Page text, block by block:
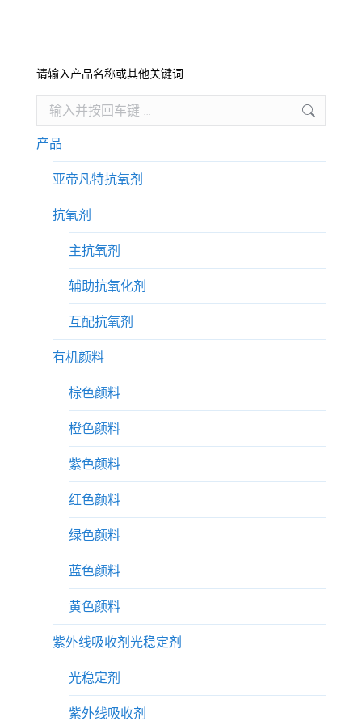
个
请输入产品名称或其他关键词
Search:
产品
亚帝凡特抗氧剂
抗氧剂
主抗氧剂
辅助抗氧化剂
互配抗氧剂
有机颜料
棕色颜料
橙色颜料
紫色颜料
红色颜料
绿色颜料
蓝色颜料
黄色颜料
紫外线吸收剂光稳定剂
光稳定剂
紫外线吸收剂